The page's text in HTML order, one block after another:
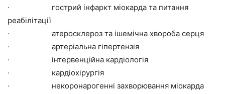
· гострий інфаркт міокарда та питання
реабілітації
· атеросклероз та ішемічна хвороба серця
· артеріальна гіпертензія
· інтервенційна кардіологія
· кардіохірургія
· некоронарогенні захворювання міокарда